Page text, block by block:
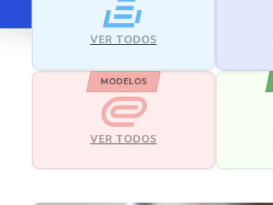
VER TODOS
MODELOS
VER TODOS